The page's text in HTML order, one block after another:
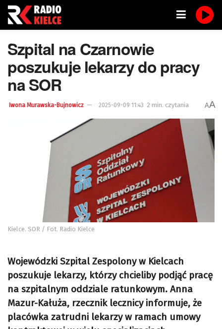
Szpital na Czarnowie
poszukuje lekarzy do pracy
na SOR
Iwona Murawska-Bujnowicz 2025-09-09 11:43 2 min. czytania AA
Kielce. SOR / Fot. Radio Kielce
Wojewódzki Szpital Zespolony w Kielcach
poszukuje lekarzy, którzy chcieliby podjąć pracę
na szpitalnym oddziale ratunkowym. Anna
Mazur-Kałuża, rzecznik lecznicy informuje, że
placówka zatrudni lekarzy w ramach umowy